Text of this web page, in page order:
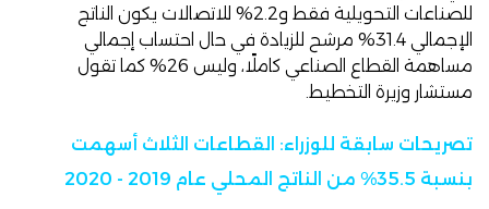
للصناعات التحويلية فقط و2.2% للاتصالات يكون الناتج
الإجمالي 31.4% مرشح للزيادة في حال احتساب إجمالي
مساهمة القطاع الصناعي كاملًا، وليس 26% كما تقول
مستشار وزيرة التخطيط.
تصريحات سابقة للوزراء: القطاعات الثلاث أسهمت
بنسبة 35.5% من الناتج المحلي عام 2019 - 2020